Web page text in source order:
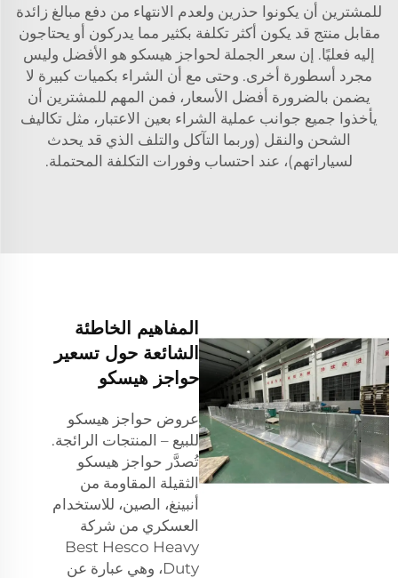
للمشترين أن يكونوا حذرين ولعدم الانتهاء من دفع مبالغ زائدة
مقابل منتج قد يكون أكثر تكلفة بكثير مما يدركون أو يحتاجون
إليه فعليًا. إن سعر الجملة لحواجز هيسكو هو الأفضل وليس
مجرد أسطورة أخرى. وحتى مع أن الشراء بكميات كبيرة لا
يضمن بالضرورة أفضل الأسعار، فمن المهم للمشترين أن
يأخذوا جميع جوانب عملية الشراء بعين الاعتبار، مثل تكاليف
الشحن والنقل (وربما التآكل والتلف الذي قد يحدث
لسياراتهم)، عند احتساب وفورات التكلفة المحتملة.
المفاهيم الخاطئة
الشائعة حول تسعير
حواجز هيسكو
عروض حواجز هيسكو
للبيع – المنتجات الرائجة.
تُصدَّر حواجز هيسكو
الثقيلة المقاومة من
أنبينغ، الصين، للاستخدام
العسكري من شركة
Best Hesco Heavy
Duty، وهي عبارة عن